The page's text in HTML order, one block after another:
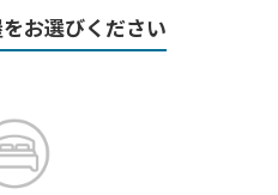
お選びください